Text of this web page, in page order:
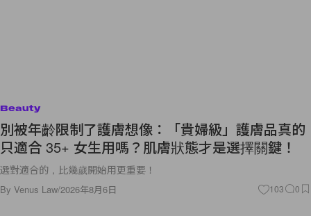
Beauty
別被年齡限制了護膚想像：「貴婦級」護膚品真的
只適合 35+ 女生用嗎？肌膚狀態才是選擇關鍵！
選對適合的，比幾歲開始用更重要！
By Venus Law/2026年8月6日 103 0